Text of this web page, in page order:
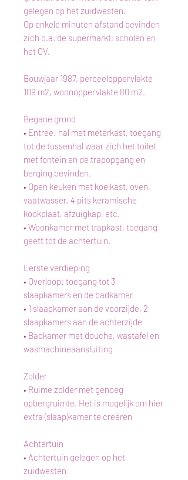
gelegen op het zuidwesten.
Op enkele minuten afstand bevinden
zich o.a. de supermarkt, scholen en
het OV.
Bouwjaar 1987, perceeloppervlakte
109 m2, woonoppervlakte 80 m2.
Begane grond
• Entree: hal met meterkast, toegang
tot de tussenhal waar zich het toilet
met fontein en de trapopgang en
berging bevinden.
• Open keuken met koelkast, oven,
vaatwasser, 4 pits keramische
kookplaat, afzuigkap, etc.
• Woonkamer met trapkast, toegang
geeft tot de achtertuin.
Eerste verdieping
• Overloop: toegang tot 3
slaapkamers en de badkamer
• 1 slaapkamer aan de voorzijde, 2
slaapkamers aan de achterzijde
• Badkamer met douche, wastafel en
wasmachineaansluiting
Zolder
• Ruime zolder met genoeg
opbergruimte. Het is mogelijk om hier
extra (slaap)kamer te creëren
Achtertuin
• Achtertuin gelegen op het
zuidwesten